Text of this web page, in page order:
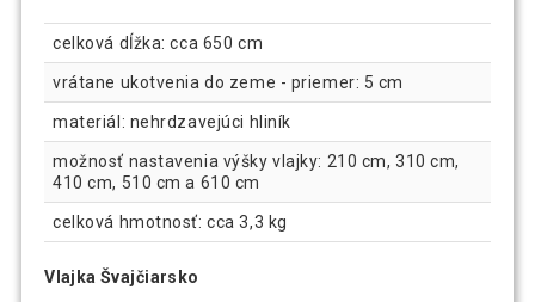
celková dĺžka: cca 650 cm
vrátane ukotvenia do zeme - priemer: 5 cm
materiál: nehrdzavejúci hliník
možnosť nastavenia výšky vlajky: 210 cm, 310 cm,
410 cm, 510 cm a 610 cm
celková hmotnosť: cca 3,3 kg
Vlajka Švajčiarsko